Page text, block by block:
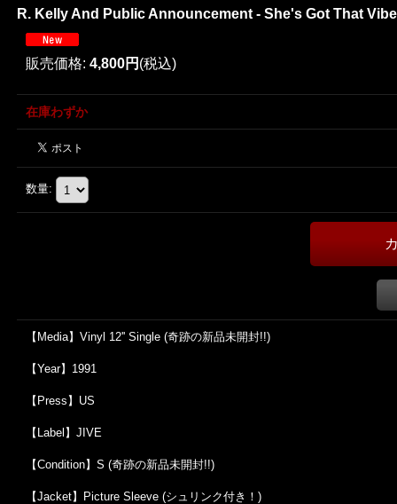
R. Kelly And Public Announcement - She's Got That
販売価格: 4,800円 (税込)
在庫わずか
数量:
【Media】Vinyl 12'' Single (奇跡の新品未開封!!)
【Year】1991
【Press】US
【Label】JIVE
【Condition】S (奇跡の新品未開封!!)
【Jacket】Picture Sleeve (シュリンク付き！)